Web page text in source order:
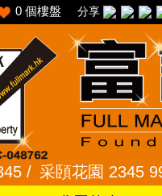
0 個樓盤 分享
采頣花園 2345 9927 /